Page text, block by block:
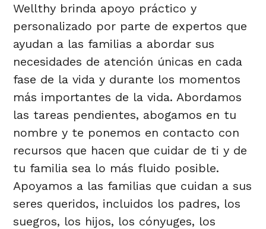
Wellthy brinda apoyo práctico y
personalizado por parte de expertos que
ayudan a las familias a abordar sus
necesidades de atención únicas en cada
fase de la vida y durante los momentos
más importantes de la vida. Abordamos
las tareas pendientes, abogamos en tu
nombre y te ponemos en contacto con
recursos que hacen que cuidar de ti y de
tu familia sea lo más fluido posible.
Apoyamos a las familias que cuidan a sus
seres queridos, incluidos los padres, los
suegros, los hijos, los cónyuges, los